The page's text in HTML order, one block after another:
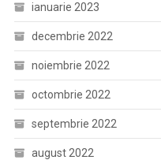
ianuarie 2023
decembrie 2022
noiembrie 2022
octombrie 2022
septembrie 2022
august 2022